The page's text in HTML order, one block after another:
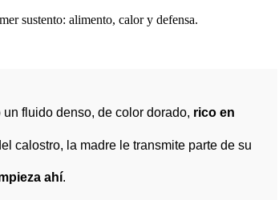
sustento: alimento, calor y defensa.
fluido denso, de color dorado, rico en
calostro, la madre le transmite parte de su
ahí.